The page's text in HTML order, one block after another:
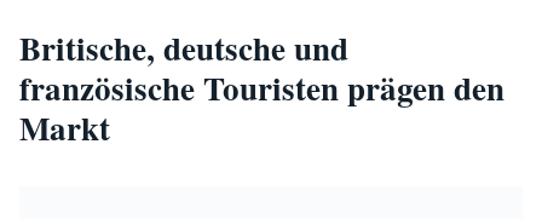
Britische, deutsche und
französische Touristen prägen den
Markt